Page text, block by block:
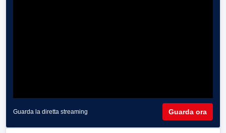
Guarda la diretta streaming Guarda ora